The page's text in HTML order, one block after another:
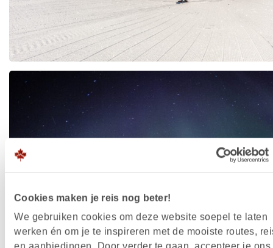
Cookies maken je reis nog beter!
We gebruiken cookies om deze website soepel te laten
werken én om je te inspireren met de mooiste routes,